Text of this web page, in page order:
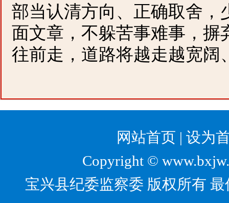
部当认清方向、正确取舍，
面文章，不躲苦事难事，摒
往前走，道路将越走越宽阔
网站首页 | 设为
Copyright ©
宝兴县纪委监察委 版权所有